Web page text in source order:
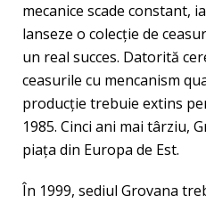
mecanice scade constant,
lanseze o colecţie de
un real succes. Datorită
ceasurile cu mencanism
producţie trebuie extins
1985. Cinci ani mai târziu,
piaţa din Europa de Est.
În 1999, sediul Grovana